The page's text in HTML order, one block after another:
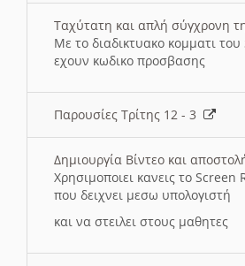
Ταχύτατη και απλή σύγχρονη
Με το διαδικτυακο κομματι
εχουν κωδικο προσβασης
Παρουσίες Τρίτης 12 - 3
Δημιουργία Βίντεο και
Χρησιμοποιει κανεις το
που δειχνει μεσω υπολογιστή
και να στειλει στους μαθητες